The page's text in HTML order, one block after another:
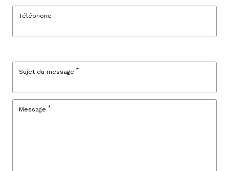
Téléphone
Sujet du message *
Message *